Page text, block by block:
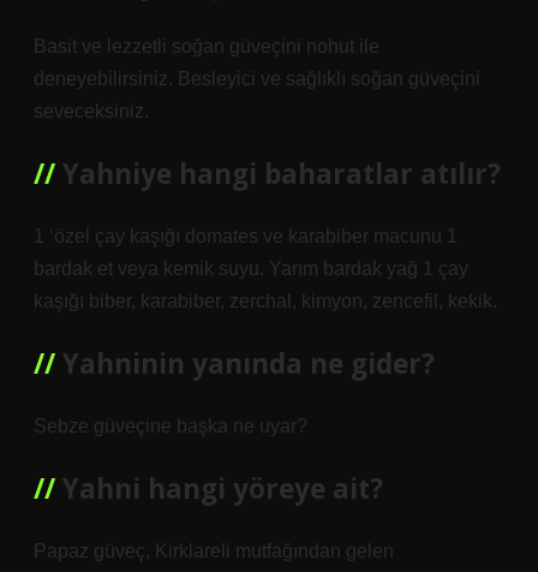
Basit ve lezzetli soğan güveçini nohut ile
deneyebilirsiniz. Besleyici ve sağlıklı soğan güveçini
seveceksiniz.
Yahniye hangi baharatlar atılır?
1 ‘özel çay kaşığı domates ve karabiber macunu 1
bardak et veya kemik suyu. Yarım bardak yağ 1 çay
kaşığı biber, karabiber, zerchal, kimyon, zencefil, kekik.
Yahninin yanında ne gider?
Sebze güveçine başka ne uyar?
Yahni hangi yöreye ait?
Papaz güveç, Kirklareli mutfağından gelen